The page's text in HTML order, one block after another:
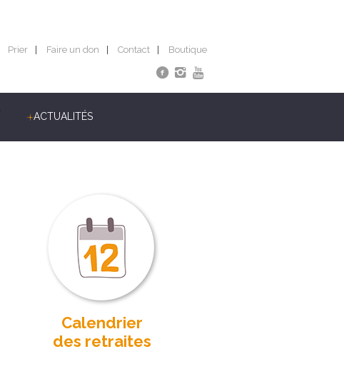
Prier Faire un don Contact Boutique
ACTUALITÉS
Calendrier
des retraites